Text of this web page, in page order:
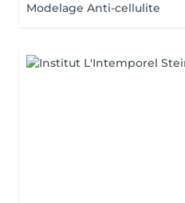
Modelage Anti-cellulite